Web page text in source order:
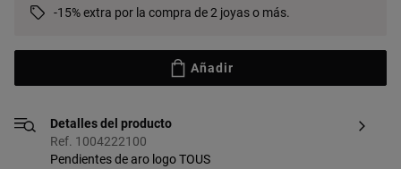
-15% extra por la compra de 2 joyas o más.
Añadir
Detalles del producto
Ref. 1004222100
Pendientes de aro logo TOUS